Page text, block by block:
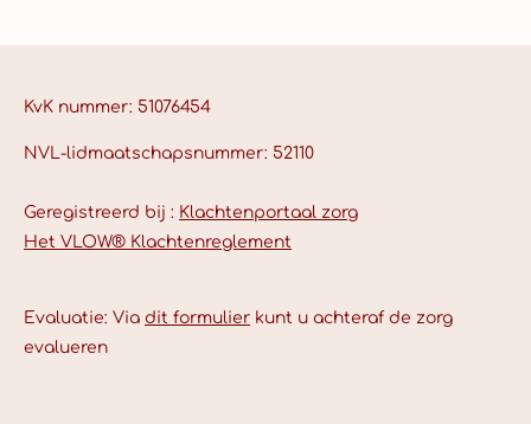
KvK nummer: 51076454
NVL-lidmaatschapsnummer: 52110
Geregistreerd bij : Klachtenportaal zorg
Het VLOW® Klachtenreglement
Evaluatie: Via dit formulier kunt u achteraf de zorg
evalueren